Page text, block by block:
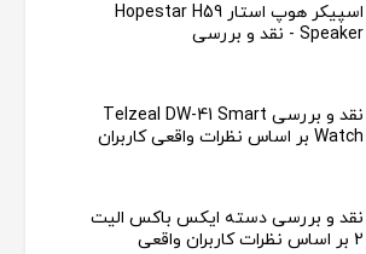
اسپیکر هوپ استار Hopestar H59
Speaker - نقد و بررسی
نقد و بررسی Telzeal DW-41 Smart
Watch بر اساس نظرات واقعی کاربران
نقد و بررسی دسته ایکس باکس الیت
2 بر اساس نظرات کاربران واقعی